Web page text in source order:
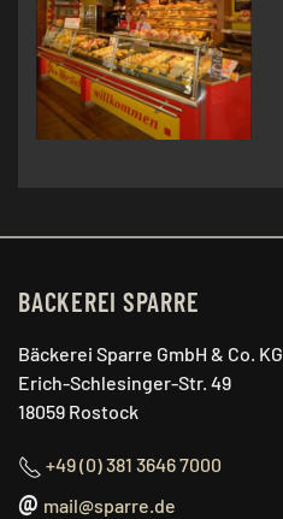
BACKEREI SPARRE
Bäckerei Sparre GmbH & Co. KG
Erich-Schlesinger-Str. 49
18059 Rostock
+49 (0) 381 3646 7000
@ mail@sparre.de